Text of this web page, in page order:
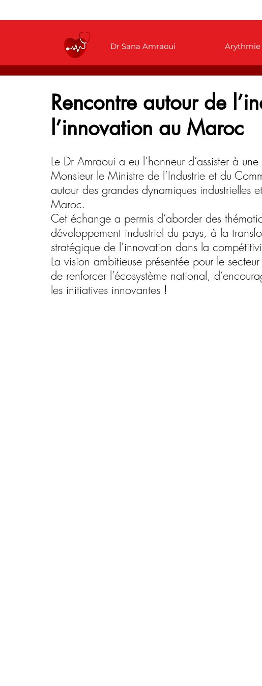
Dr Sana Amraoui Arythmie
Rencontre autour de
l’innovation au Maroc
Le Dr Amraoui a eu l’honneur d’assister à
Monsieur le Ministre de l’Industrie et du
autour des grandes dynamiques industrielles
Maroc.
Cet échange a permis d’aborder des
développement industriel du pays, à la
stratégique de l’innovation dans la
La vision ambitieuse présentée pour le
de renforcer l’écosystème national,
les initiatives innovantes !